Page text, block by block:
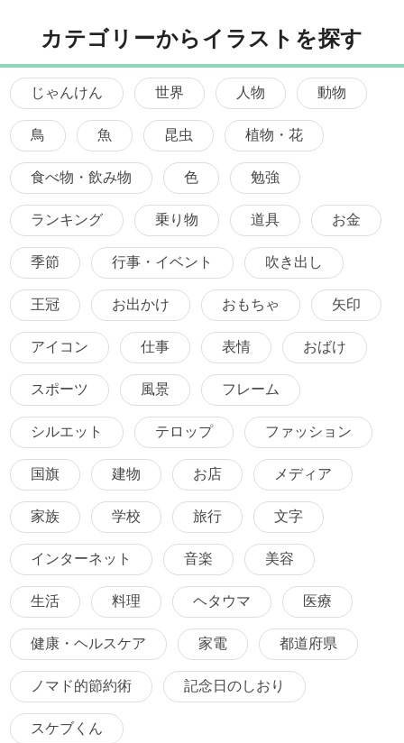
カテゴリーからイラストを探す
じゃんけん 世界 人物 動物
鳥 魚 昆虫 植物・花
食べ物・飲み物 色 勉強
ランキング 乗り物 道具 お金
季節 行事・イベント 吹き出し
王冠 お出かけ おもちゃ 矢印
アイコン 仕事 表情 おばけ
スポーツ 風景 フレーム
シルエット テロップ ファッション
国旗 建物 お店 メディア
家族 学校 旅行 文字
インターネット 音楽 美容
生活 料理 ヘタウマ 医療
健康・ヘルスケア 家電 都道府県
ノマド的節約術 記念日のしおり
スケブくん